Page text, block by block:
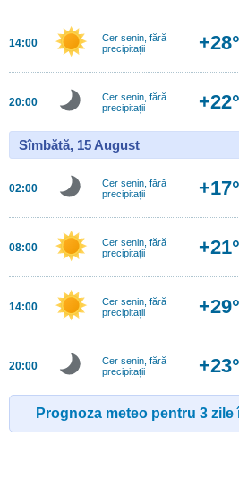
14:00
Cer senin, fără
precipitații
+28°
20:00
Cer senin, fără
precipitații
+22°
Sîmbătă, 15 August
02:00
Cer senin, fără
precipitații
+17°
08:00
Cer senin, fără
precipitații
+21°
14:00
Cer senin, fără
precipitații
+29°
20:00
Cer senin, fără
precipitații
+23°
Prognoza meteo pentru 3 zile